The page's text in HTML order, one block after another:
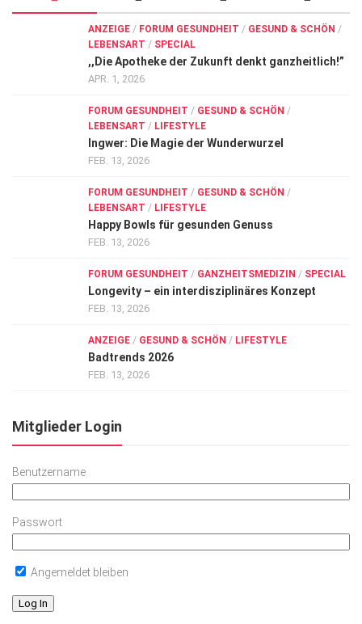
Wirtschaft, Recht, Finanzen
Zahn, Mund, Kiefer
Forum Gesundheit
Innovationen
Kampf gegen Krebs
ANZEIGE / FORUM GESUNDHEIT / GESUND & SCHÖN /
LEBENSART / SPECIAL
,,Die Apotheke der Zukunft denkt ganzheitlich!”
APR. 1, 2026
FORUM GESUNDHEIT / GESUND & SCHÖN /
LEBENSART / LIFESTYLE
Ingwer: Die Magie der Wunderwurzel
FEB. 13, 2026
FORUM GESUNDHEIT / GESUND & SCHÖN /
LEBENSART / LIFESTYLE
Happy Bowls für gesunden Genuss
FEB. 13, 2026
FORUM GESUNDHEIT / GANZHEITSMEDIZIN / SPECIAL
Longevity – ein interdisziplinäres Konzept
FEB. 13, 2026
ANZEIGE / GESUND & SCHÖN / LIFESTYLE
Badtrends 2026
FEB. 13, 2026
Mitglieder Login
Benutzername
Passwort
Angemeldet bleiben